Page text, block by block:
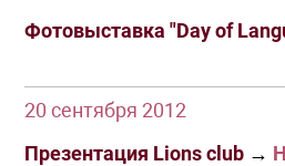
Фотовыставка "Day of
20 сентября 2012
Презентация Lions club →